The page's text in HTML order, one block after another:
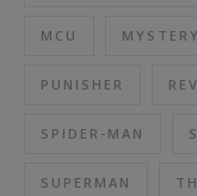
MCU MYSTERY
PUNISHER
SPIDER-MAN
SUPERMAN